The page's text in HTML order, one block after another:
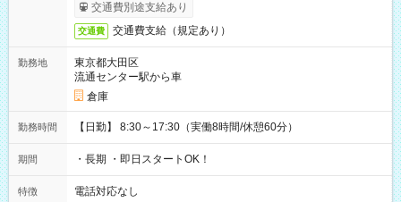
交通費別途支給あり
交通費 交通費支給（規定あり）
勤務地
東京都大田区
流通センター駅から車
倉庫
勤務時間 【日勤】 8:30～17:30（実働8時間/休憩60分）
期間 ・長期 ・即日スタートOK！
特徴 電話対応なし